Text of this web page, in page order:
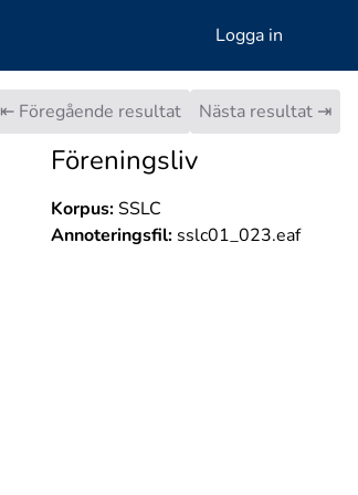
Logga in
⇤ Föregående resultat Nästa resultat ⇥
Föreningsliv
Korpus:SSLC
Annoteringsfil:sslc01_023.eaf